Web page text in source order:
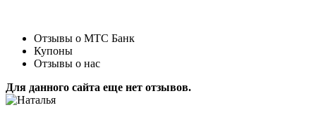
Отзывы о МТС Банк
Купоны
Отзывы о нас
Для данного сайта еще нет отзывов.